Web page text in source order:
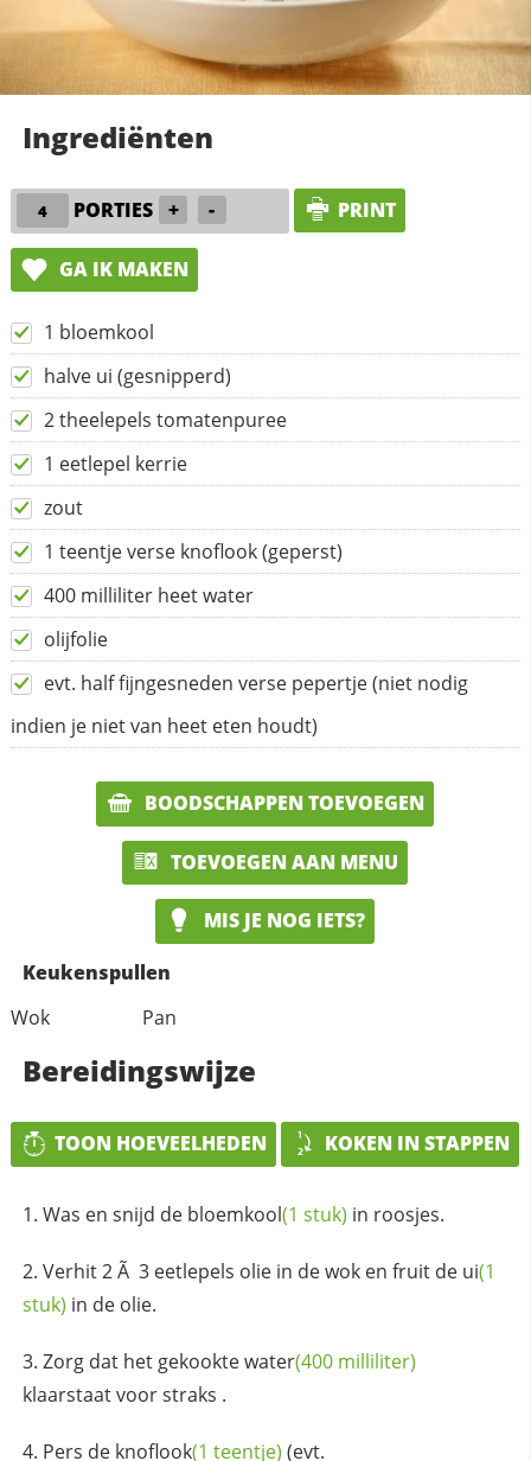
Ingrediënten
PORTIES + - PRINT
GA IK MAKEN
1 bloemkool
halve ui (gesnipperd)
2 theelepels tomatenpuree
1 eetlepel kerrie
zout
1 teentje verse knoflook (geperst)
400 milliliter heet water
olijfolie
evt. half fijngesneden verse pepertje (niet nodig
indien je niet van heet eten houdt)
BOODSCHAPPEN TOEVOEGEN
TOEVOEGEN AAN MENU
MIS JE NOG IETS?
Keukenspullen
Wok
Pan
Bereidingswijze
TOON HOEVEELHEDEN KOKEN IN STAPPEN
Was en snijd de bloemkool(1 stuk) in roosjes.
Verhit 2 Ã 3 eetlepels olie in de wok en fruit de ui(1
stuk) in de olie.
Zorg dat het gekooktewater(400 milliliter)
klaarstaat voor straks .
Pers de knoflook(1 teentje) (evt.